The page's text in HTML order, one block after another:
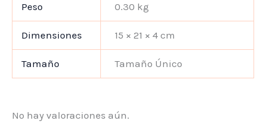
Peso 0.30 kg
Dimensiones 15 × 21 × 4 cm
Tamaño Tamaño Único
No hay valoraciones aún.